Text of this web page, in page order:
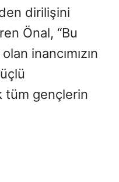
dirilişini
Önal, “Bu
inancımızın
tüm gençlerin